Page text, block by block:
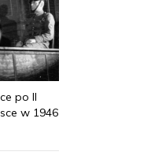
po II
w 1946